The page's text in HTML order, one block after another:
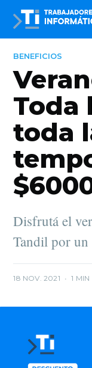
BENEFICIOS
Toda
toda
Disfrutá el
Tandil por
18 NOV. 2021 • 1